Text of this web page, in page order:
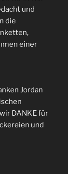
und
die
einer
Jordan
DANKE für
und